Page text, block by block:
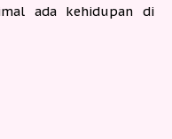
ada kehidupan di